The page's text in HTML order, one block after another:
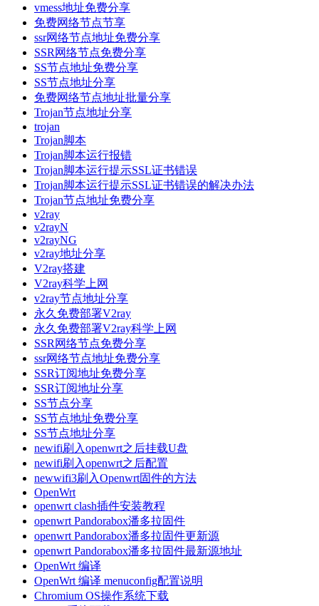
vmess地址免费分享
免费网络节点节享
ssr网络节点地址免费分享
SSR网络节点免费分享
SS节点地址免费分享
SS节点地址分享
免费网络节点地址批量分享
Trojan节点地址分享
trojan
Trojan脚本
Trojan脚本运行报错
Trojan脚本运行提示SSL证书错误
Trojan脚本运行提示SSL证书错误的解决办法
Trojan节点地址免费分享
v2ray
v2rayN
v2rayNG
v2ray地址分享
V2ray搭建
V2ray科学上网
v2ray节点地址分享
永久免费部署V2ray
永久免费部署V2ray科学上网
SSR网络节点免费分享
ssr网络节点地址免费分享
SSR订阅地址免费分享
SSR订阅地址分享
SS节点分享
SS节点地址免费分享
SS节点地址分享
newifi刷入openwrt之后挂载U盘
newifi刷入openwrt之后配置
newwifi3刷入Openwrt固件的方法
OpenWrt
openwrt clash插件安装教程
openwrt Pandorabox潘多拉固件
openwrt Pandorabox潘多拉固件更新源
openwrt Pandorabox潘多拉固件最新源地址
OpenWrt 编译
OpenWrt 编译 menuconfig配置说明
Chromium OS操作系统下载